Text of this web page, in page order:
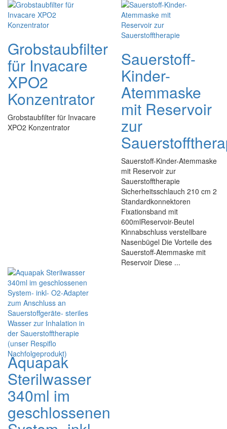
Grobstaubfilter
für Invacare
XPO2
Konzentrator
Grobstaubfilter für Invacare
XPO2 Konzentrator
Sauerstoff-
Kinder-
Atemmaske
mit Reservoir
zur
Sauerstoff-Kinder-Atemmaske
mit Reservoir zur
Sauerstofftherapie
Sicherheitsschlauch 210 cm 2
Standardkonnektoren
Fixationsband mit
600mlReservoir-Beutel
Kinnabschluss verstellbare
Nasenbügel Die Vorteile des
Sauerstoff-Atemmaske mit
Reservoir Diese ...
Aquapak
Sterilwasser
340ml im
geschlossenen